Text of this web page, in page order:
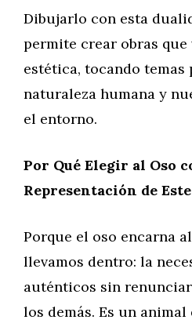
Dibujarlo con esta
permite crear obras que
estética, tocando
naturaleza humana y
el entorno.
Por Qué Elegir al Oso
Representación de
Porque el oso encarna
llevamos dentro: la
auténticos sin
los demás. Es un